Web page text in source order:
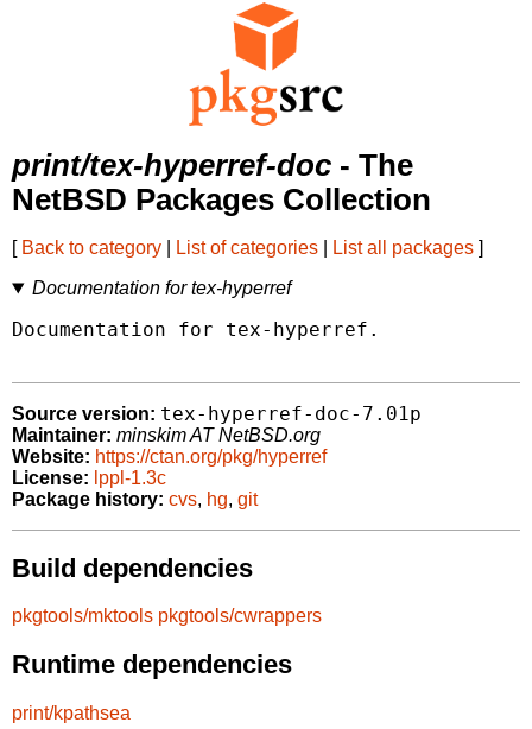
print/tex-hyperref-doc - The
NetBSD Packages Collection
[ Back to category List of categories List all packages ]
Documentation for tex-hyperref
Documentation for tex-hyperref.
Source version: tex-hyperref-doc-7.01p
Maintainer: minskim AT NetBSD.org
Website: https://ctan.org/pkg/hyperref
License: lppl-1.3c
Package history: cvs, hg, git
Build dependencies
pkgtools/mktools pkgtools/cwrappers
Runtime dependencies
print/kpathsea